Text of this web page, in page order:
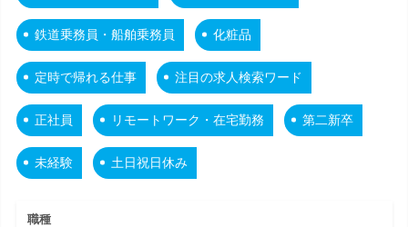
鉄道乗務員・船舶乗務員 化粧品
定時で帰れる仕事 注目の求人検索ワード
正社員 リモートワーク・在宅勤務 第二新卒
未経験 土日祝日休み
職種